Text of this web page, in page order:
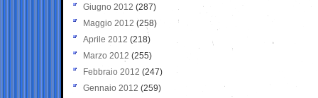
Giugno 2012 (287)
Maggio 2012 (258)
Aprile 2012 (218)
Marzo 2012 (255)
Febbraio 2012 (247)
Gennaio 2012 (259)